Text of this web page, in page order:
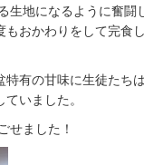
生地になるように奮闘
おかわりをして完食
有の甘味に生徒たちは
いました。
せました！